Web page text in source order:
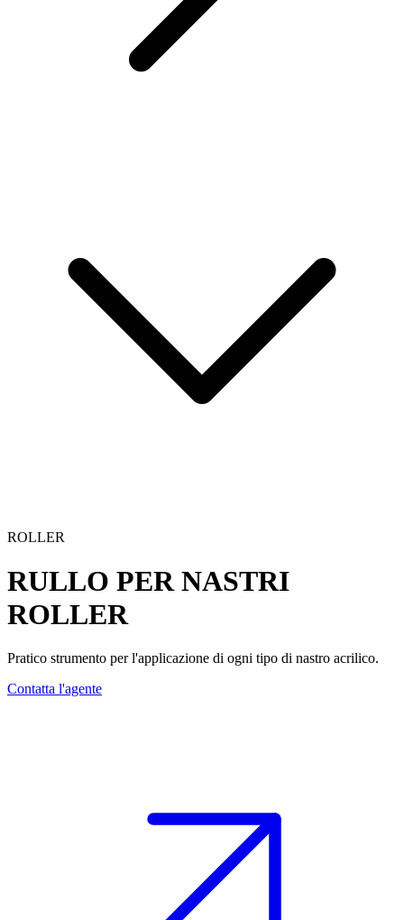
ROLLER
RULLO PER NASTRI
ROLLER
Pratico strumento per l'applicazione di ogni tipo di nastro acrilico.
Contatta l'agente